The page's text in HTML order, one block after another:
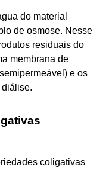
do material
de osmose. Nesse
residuais do
membrana de
e os
coligativas